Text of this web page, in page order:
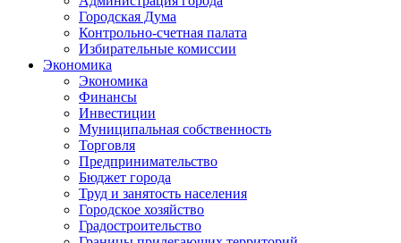
Городская Дума
Контрольно-счетная палата
Избирательные комиссии
Экономика
Экономика
Финансы
Инвестиции
Муниципальная собственность
Торговля
Предпринимательство
Бюджет города
Труд и занятость населения
Городское хозяйство
Градостроительство